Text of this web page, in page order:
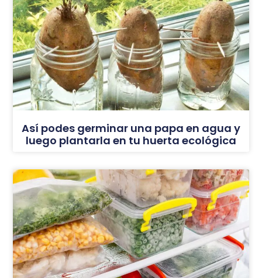
Así podes germinar una papa en agua y
luego plantarla en tu huerta ecológica